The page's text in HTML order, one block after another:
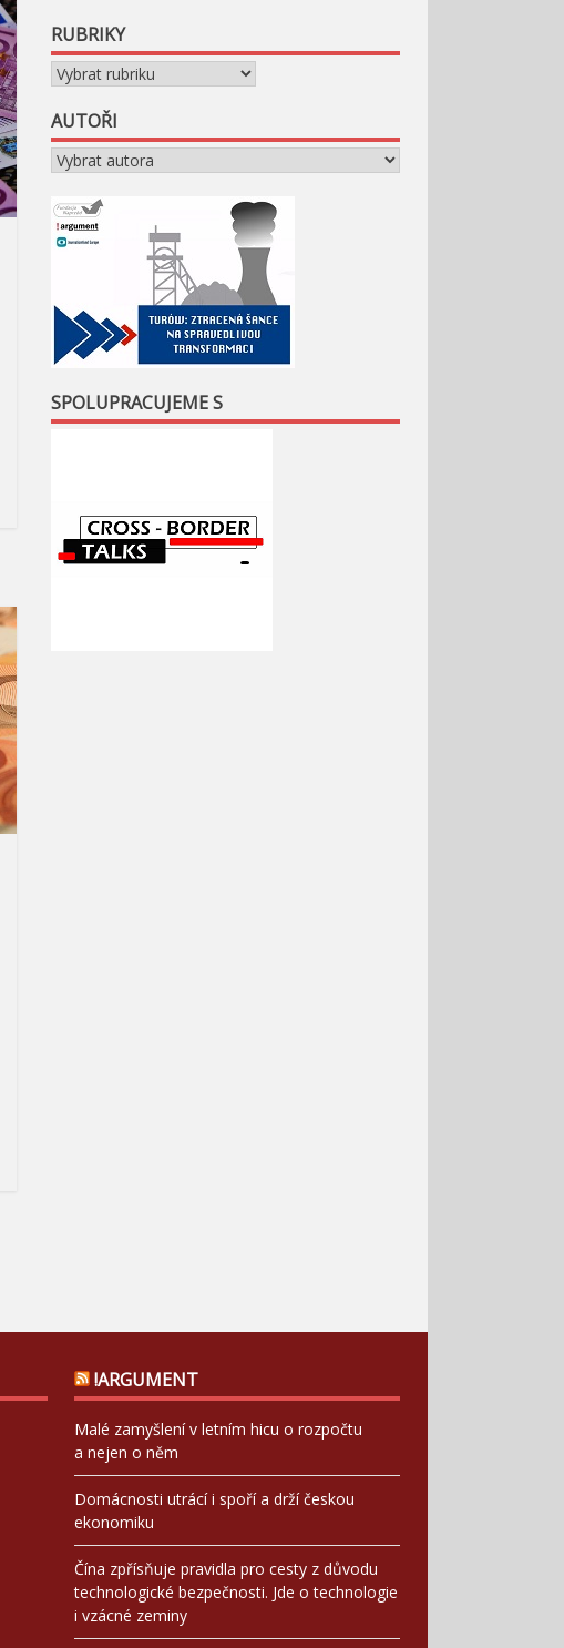
RUBRIKY
Rubriky
AUTOŘI
SPOLUPRACUJEME S
!ARGUMENT
Malé zamyšlení v letním hicu o rozpočtu
a nejen o něm
Domácnosti utrácí i spoří a drží českou
ekonomiku
Čína zpřísňuje pravidla pro cesty z důvodu
technologické bezpečnosti. Jde o technologie
i vzácné zeminy